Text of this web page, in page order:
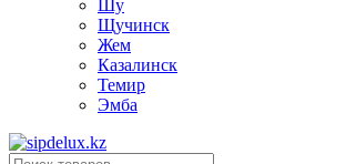
Шу
Щучинск
Жем
Казалинск
Темир
Эмба